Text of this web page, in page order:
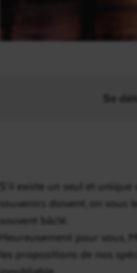
Se
S’il existe un seul et
souvenirs doivent, on vous
souvent bâclé.
Heureusement pour vous,
les propositions de nos